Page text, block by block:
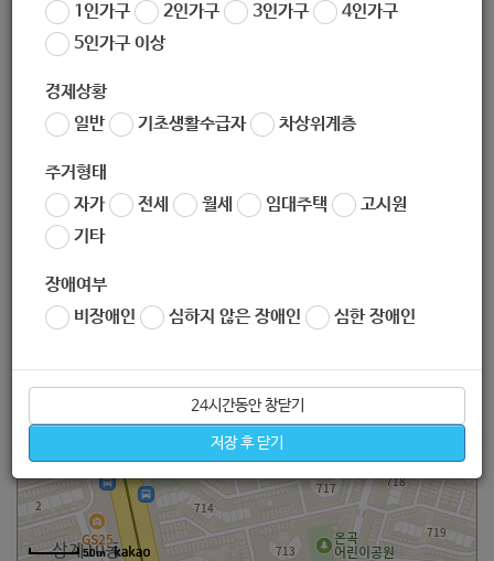
1인가구
2인가구 3인가구
4인가구
5인가구 이상
경제상황
일반
기초생활수급자 차상위계층
주거형태
자가
전세 월세 임대주택
고시원
기타
장애여부
비장애인
심하지 않은 장애인 심한 장애인
24시간동안 창닫기
저장 후 닫기
(우)
서울시 노원구 상계동
50m